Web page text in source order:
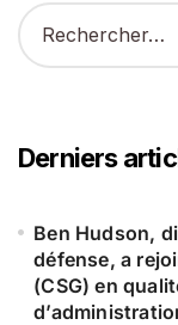
R
e
r
c
e
Derniers
Ben Hudson,
défense, a
(CSG) en